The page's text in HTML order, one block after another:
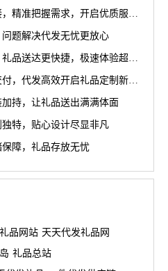
企业级客户服务：专人对接，精准把握需求，开启优质服务新篇章
题解决代发无忧更放心
企业级配送网络全国覆盖，礼品送达更快捷，极速体验超省心
定制礼品生产周期：准时交付，代发高效开启礼品定制新篇章
持，让礼品送出满满体面
特，贴心设计尽显非凡
障，礼品存放无忧
礼品网站 天天代发礼品网
礼品总站